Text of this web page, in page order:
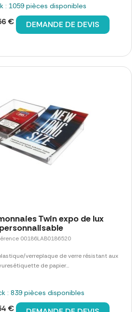
: 1059 pièces disponibles
€ DEMANDE DE DEVIS
Twin expo de lux
personnalisable
00186LAB0186520
verreplaque de verre résistant aux
de papier...
: 839 pièces disponibles
€